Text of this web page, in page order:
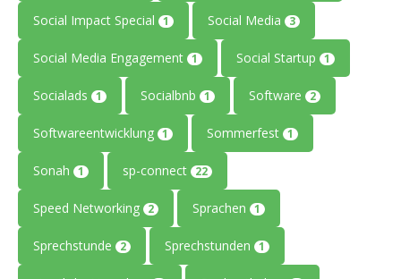
Social Impact Special 1 Social Media 3
Social Media Engagement 1 Social Startup 1
Socialads 1 Socialbnb 1 Software 2
Softwareentwicklung 1 Sommerfest 1
Sonah 1 sp-connect 22
Speed Networking 2 Sprachen 1
Sprechstunde 2 Sprechstunden 1